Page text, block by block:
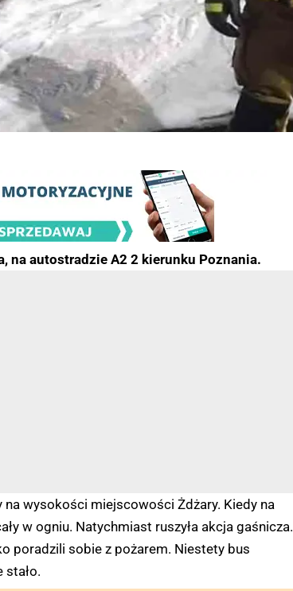
na autostradzie A2 2 kierunku Poznania.
wysokości miejscowości Żdżary. Kiedy na
w ogniu. Natychmiast ruszyła akcja gaśnicza.
poradzili sobie z pożarem. Niestety bus
stało.